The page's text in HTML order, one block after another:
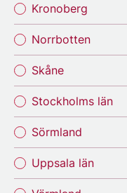
Kronoberg
Norrbotten
Skåne
Stockholms län
Sörmland
Uppsala län